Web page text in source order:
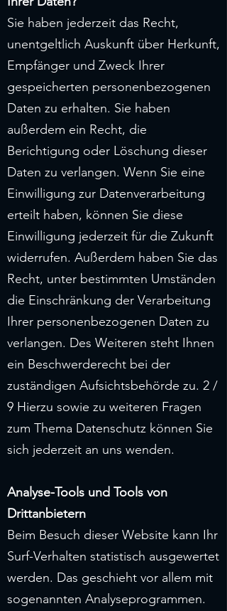
Sie haben jederzeit das Recht,
unentgeltlich Auskunft über Herkunft,
Empfänger und Zweck Ihrer
gespeicherten personenbezogenen
Daten zu erhalten. Sie haben
außerdem ein Recht, die
Berichtigung oder Löschung dieser
Daten zu verlangen. Wenn Sie eine
Einwilligung zur Datenverarbeitung
erteilt haben, können Sie diese
Einwilligung jederzeit für die Zukunft
widerrufen. Außerdem haben Sie das
Recht, unter bestimmten Umständen
die Einschränkung der Verarbeitung
Ihrer personenbezogenen Daten zu
verlangen. Des Weiteren steht Ihnen
ein Beschwerderecht bei der
zuständigen Aufsichtsbehörde zu. 2 /
9 Hierzu sowie zu weiteren Fragen
zum Thema Datenschutz können Sie
sich jederzeit an uns wenden.
Analyse-Tools und Tools von
Drittanbietern
Beim Besuch dieser Website kann Ihr
Surf-Verhalten statistisch ausgewertet
werden. Das geschieht vor allem mit
sogenannten Analyseprogrammen.